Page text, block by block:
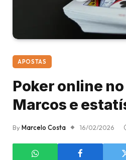
APOSTAS
Poker online
Marcos e
ByMarcelo Costa 16/02/2026